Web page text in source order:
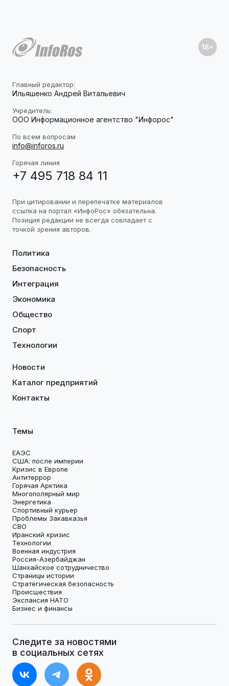
Главный редактор:
Ильяшенко Андрей Витальевич
Учредитель:
ООО Информационное агентство "Инфорос"
По всем вопросам
info@inforos.ru
Горячая линия
+7 495 718 84 11
При цитировании и перепечатке материалов
ссылка на портал «ИнфоРос» обязательна.
Позиция редакции не всегда совпадает с
точкой зрения авторов.
Политика
Безопасность
Интеграция
Экономика
Общество
Спорт
Технологии
Новости
Каталог предприятий
Контакты
Темы
ЕАЭС
США: после империи
Кризис в Европе
Антитеррор
Горячая Арктика
Многополярный мир
Энергетика
Спортивный курьер
Проблемы Закавказья
СВО
Иранский кризис
Технологии
Военная индустрия
Россия-Азербайджан
Шанхайское сотрудничество
Страницы истории
Стратегическая безопасность
Происшествия
Экспансия НАТО
Бизнес и финансы
Следите за новостями
в социальных сетях